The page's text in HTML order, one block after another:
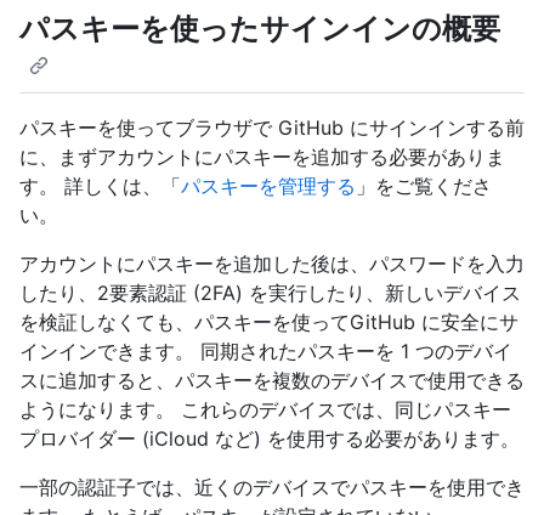
パスキーを使ったサインインの概要
パスキーを使ってブラウザで GitHub にサインインする前
に、まずアカウントにパスキーを追加する必要がありま
す。 詳しくは、「パスキーを管理する 」をご覧くださ
い。
アカウントにパスキーを追加した後は、パスワードを入力
したり、2要素認証 (2FA) を実行したり、新しいデバイス
を検証しなくても、パスキーを使ってGitHub に安全にサ
インインできます。 同期されたパスキーを 1 つのデバイ
スに追加すると、パスキーを複数のデバイスで使用できる
ようになります。 これらのデバイスでは、同じパスキー
プロバイダー (iCloud など) を使用する必要があります。
一部の認証子では、近くのデバイスでパスキーを使用でき